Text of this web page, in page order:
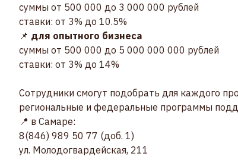
суммы от 500 000 до 3 000 000 рублей
ставки: от 3% до 10.5%
📌 для опытного бизнеса
суммы от 500 000 до 5 000 000 000 рублей
ставки: от 3% до 14%
Сотрудники смогут подобрать для каждого
региональные и федеральные программы
📍 в Самаре:
8(846) 989 50 77 (доб. 1)
ул. Молодогвардейская, 211